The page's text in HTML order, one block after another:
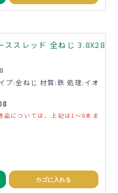
ススレッド 全ねじ 3.8X28
プ:全ねじ 材質:鉄 処理:イオ
については、上記は1～9本ま
カゴに入れる